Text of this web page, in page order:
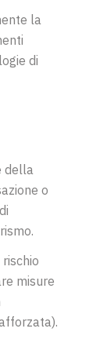
la
di
della
o
misure